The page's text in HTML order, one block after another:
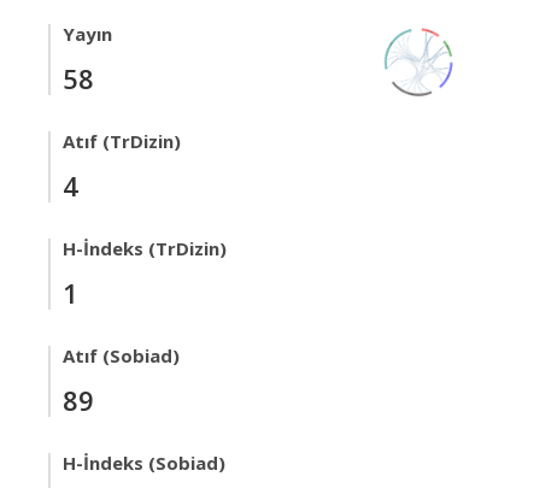
Yayın
58
Atıf (TrDizin)
4
H-İndeks (TrDizin)
1
Atıf (Sobiad)
89
H-İndeks (Sobiad)